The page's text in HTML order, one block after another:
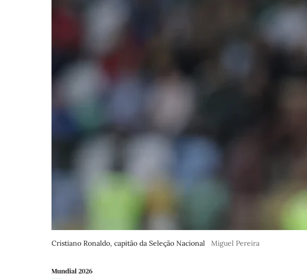
Cristiano Ronaldo, capitão da Seleção Nacional Miguel Pereira
Mundial 2026